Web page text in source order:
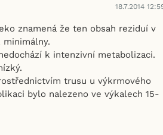
18.7.2014
znamená že ten obsah reziduí v
k intenzivní metabolizaci.
trusu u výkrmového
bylo nalezeno ve výkalech 15-